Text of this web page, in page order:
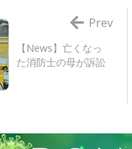
【News】亡くなっ
た消防士の母が訴訟
Prev